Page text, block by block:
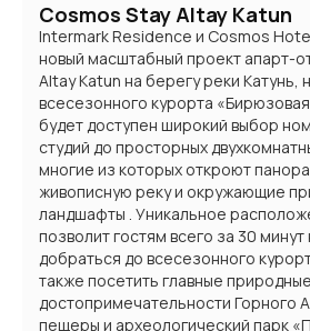
Cosmos Stay Altay Katun
Intermark Residence и Cosmos
новый масштабный проект апарт-
Altay Katun на берегу реки Катунь,
всесезонного курорта «Бирюзовая
будет доступен широкий выбор
студий до просторных
многие из которых откроют
живописную реку и окружающие
ландшафты . Уникальное
позволит гостям всего за 30
добраться до всесезонного
также посетить главные природные
достопримечательности Горного
пещеры и археологический парк